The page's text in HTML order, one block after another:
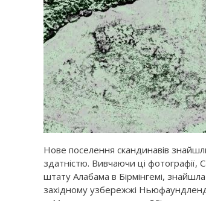
Нове поселення скандинавів
здатністю. Вивчаючи ці фотографії,
штату Алабама в Бірмінгемі,
західному узбережжі